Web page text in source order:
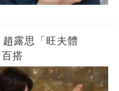
露思「旺夫體
搭